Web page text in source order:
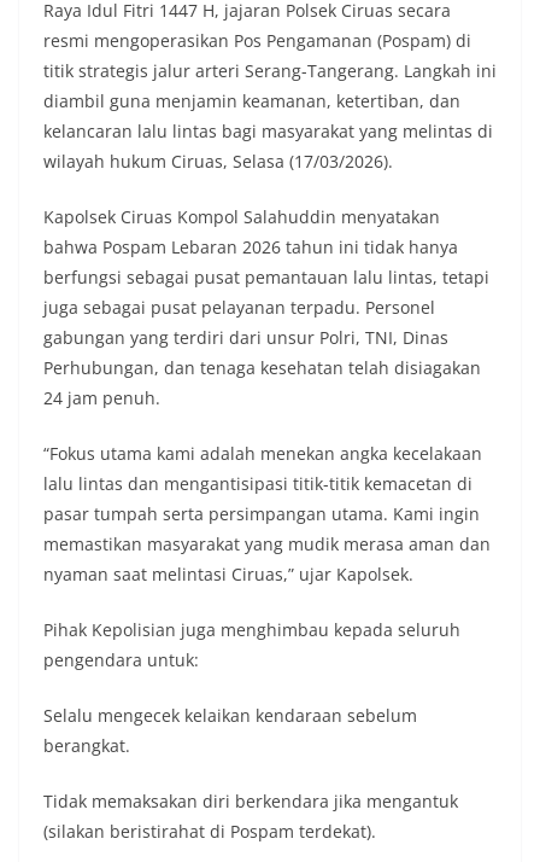
Raya Idul Fitri 1447 H, jajaran Polsek Ciruas secara
resmi mengoperasikan Pos Pengamanan (Pospam) di
titik strategis jalur arteri Serang-Tangerang. Langkah ini
diambil guna menjamin keamanan, ketertiban, dan
kelancaran lalu lintas bagi masyarakat yang melintas di
wilayah hukum Ciruas, Selasa (17/03/2026).
Kapolsek Ciruas Kompol Salahuddin menyatakan
bahwa Pospam Lebaran 2026 tahun ini tidak hanya
berfungsi sebagai pusat pemantauan lalu lintas, tetapi
juga sebagai pusat pelayanan terpadu. Personel
gabungan yang terdiri dari unsur Polri, TNI, Dinas
Perhubungan, dan tenaga kesehatan telah disiagakan
24 jam penuh.
“Fokus utama kami adalah menekan angka kecelakaan
lalu lintas dan mengantisipasi titik-titik kemacetan di
pasar tumpah serta persimpangan utama. Kami ingin
memastikan masyarakat yang mudik merasa aman dan
nyaman saat melintasi Ciruas,” ujar Kapolsek.
Pihak Kepolisian juga menghimbau kepada seluruh
pengendara untuk:
Selalu mengecek kelaikan kendaraan sebelum
berangkat.
Tidak memaksakan diri berkendara jika mengantuk
(silakan beristirahat di Pospam terdekat).